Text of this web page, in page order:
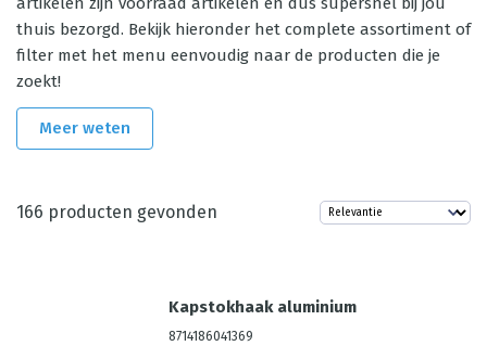
thuis bezorgd. Bekijk hieronder het complete assortiment of
filter met het menu eenvoudig naar de producten die je
zoekt!
Meer weten
166 producten gevonden
Kapstokhaak aluminium
8714186041369